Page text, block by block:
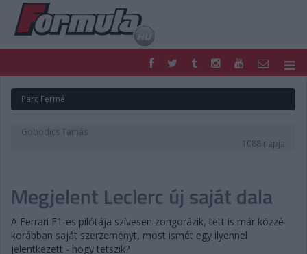
FORMULA
MOTOR
NEMZETKÖZI
DIGITÁLIS MAGAZIN
PONTÁLLÁSOK
VERSENYNAPTÁRAK
Parc Fermé
Gobodics Tamás
1088 napja
Megjelent Leclerc új saját dala
A Ferrari F1-es pilótája szívesen zongorázik, tett is már közzé
korábban saját szerzeményt, most ismét egy ilyennel
jelentkezett - hogy tetszik?